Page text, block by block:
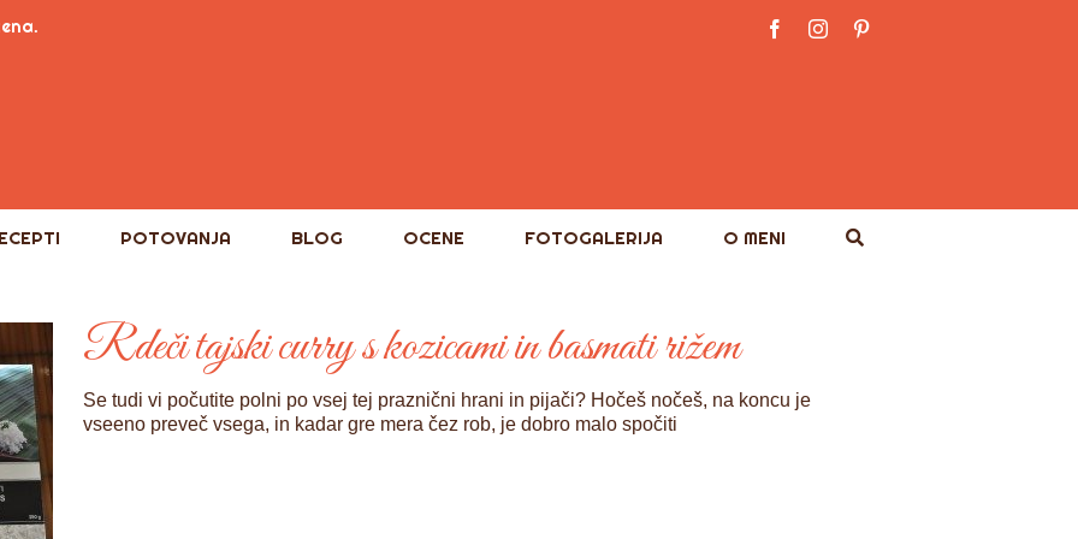
FacebookInstagram
POTOVANJA BLOG OCENE FOTOGALERIJA O MENI
Rdeči tajski curry s kozicami in basmati rižem
Se tudi vi počutite polni po vsej tej praznični hrani in pijači? Hočeš nočeš, na koncu je
vseeno preveč vsega, in kadar gre mera čez rob, je dobro malo spočiti